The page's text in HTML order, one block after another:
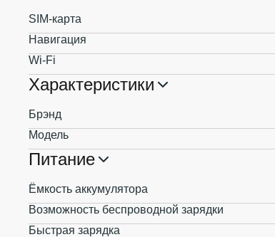
SIM-карта
Навигация
Wi-Fi
Характеристики
Брэнд
Модель
Питание
Ёмкость аккумулятора
Возможность беспроводной зарядки
Быстрая зарядка